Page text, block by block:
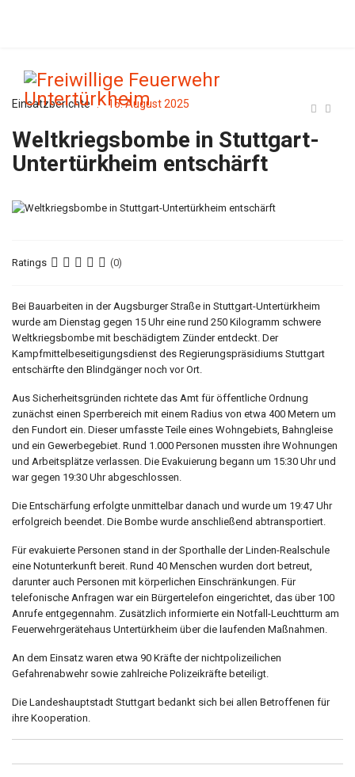
Einsatzberichte 15. August 2025
Weltkriegsbombe in Stuttgart-
Untertürkheim entschärft
Ratings (0)
Bei Bauarbeiten in der Augsburger Straße in Stuttgart-Untertürkheim
wurde am Dienstag gegen 15 Uhr eine rund 250 Kilogramm schwere
Weltkriegsbombe mit beschädigtem Zünder entdeckt. Der
Kampfmittelbeseitigungsdienst des Regierungspräsidiums Stuttgart
entschärfte den Blindgänger noch vor Ort.
Aus Sicherheitsgründen richtete das Amt für öffentliche Ordnung
zunächst einen Sperrbereich mit einem Radius von etwa 400 Metern um
den Fundort ein. Dieser umfasste Teile eines Wohngebiets, Bahngleise
und ein Gewerbegebiet. Rund 1.000 Personen mussten ihre Wohnungen
und Arbeitsplätze verlassen. Die Evakuierung begann um 15:30 Uhr und
war gegen 19:30 Uhr abgeschlossen.
Die Entschärfung erfolgte unmittelbar danach und wurde um 19:47 Uhr
erfolgreich beendet. Die Bombe wurde anschließend abtransportiert.
Für evakuierte Personen stand in der Sporthalle der Linden-Realschule
eine Notunterkunft bereit. Rund 40 Menschen wurden dort betreut,
darunter auch Personen mit körperlichen Einschränkungen. Für
telefonische Anfragen war ein Bürgertelefon eingerichtet, das über 100
Anrufe entgegennahm. Zusätzlich informierte ein Notfall-Leuchtturm am
Feuerwehrgerätehaus Untertürkheim über die laufenden Maßnahmen.
An dem Einsatz waren etwa 90 Kräfte der nichtpolizeilichen
Gefahrenabwehr sowie zahlreiche Polizeikräfte beteiligt.
Die Landeshauptstadt Stuttgart bedankt sich bei allen Betroffenen für
ihre Kooperation.